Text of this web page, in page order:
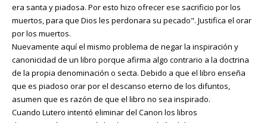
era santa y piadosa. Por esto hizo ofrecer ese sacrificio por los
muertos, para que Dios les perdonara su pecado". Justifica el orar
por los muertos.
Nuevamente aquí el mismo problema de negar la inspiración y
canonicidad de un libro porque afirma algo contrario a la doctrina
de la propia denominación o secta. Debido a que el libro enseña
que es piadoso orar por el descanso eterno de los difuntos,
asumen que es razón de que el libro no sea inspirado.
Cuando Lutero intentó eliminar del Canon los libros